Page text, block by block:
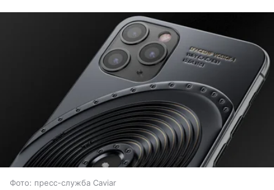
Фото: пресс-служба Caviar